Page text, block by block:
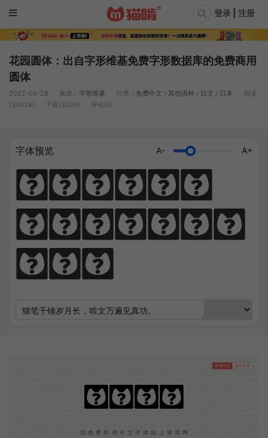
登录 | 注册
花园圆体：出自字形维基免费字形数据库的免费商用
圆体
2022-09-28 来源： 字形维基 分类： 免费中文 / 其他语种 / 日文 / 日本
阅读
(30628)
下载(3026) 评论(0)
字体预览 A- A+
猫笔千锤岁月
长，啃文万遍见
真功。
免费商用 自由共享
花园圆体
找免费商用中文字体就上猫啃网